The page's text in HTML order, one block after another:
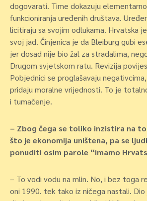
dogovarati. Time dokazuju
funkcioniranja uređenih društava.
licitiraju sa svojim odlukama. Hrvatska
svoj jad. Činjenica je da Bleiburg gubi
jer dosad nije bio žal za stradalima,
Drugom svjetskom ratu. Revizija
Pobjednici se proglašavaju
pridaju moralne vrijednosti. To je
i tumačenje.
– Zbog čega se toliko inzistira na
što je ekonomija uništena, pa se
ponuditi osim parole “imamo
– To vodi vodu na mlin. No, i bez toga
oni 1990. tek tako iz ničega nastali. Dio